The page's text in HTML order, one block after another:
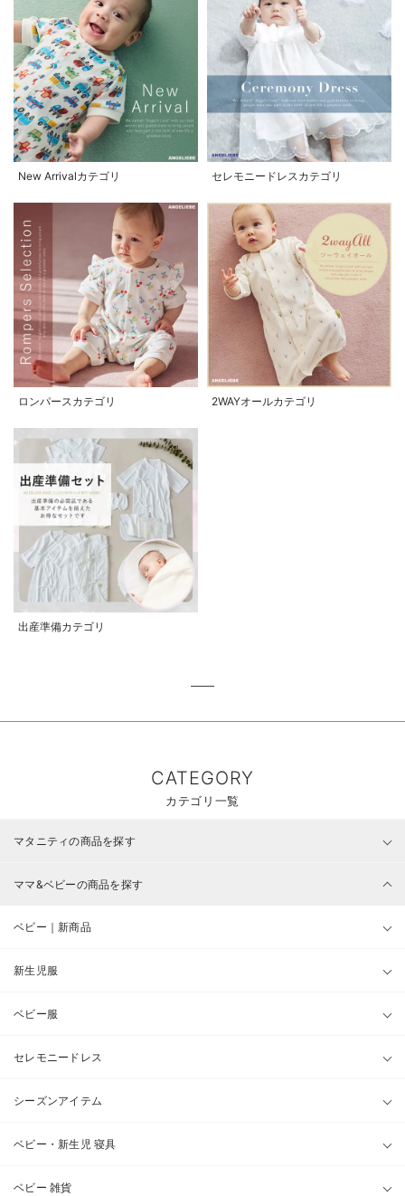
New Arrivalカテゴリ セレモニードレスカテゴリ
ロンパースカテゴリ 2WAYオールカテゴリ
出産準備カテゴリ
CATEGORY
カテゴリ一覧
マタニティの商品を探す
ママ&ベビーの商品を探す
ベビー｜新商品
新生児服
ベビー服
セレモニードレス
シーズンアイテム
ベビー・新生児 寝具
ベビー 雑貨